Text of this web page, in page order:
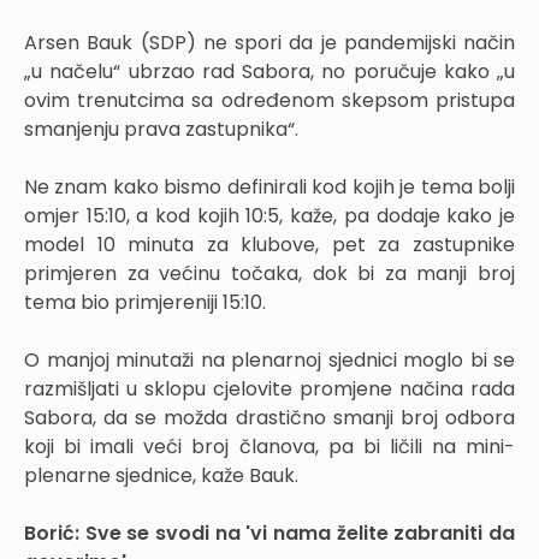
Arsen Bauk (SDP) ne spori da je pandemijski način
„u načelu“ ubrzao rad Sabora, no poručuje kako „u
ovim trenutcima sa određenom skepsom pristupa
smanjenju prava zastupnika“.
Ne znam kako bismo definirali kod kojih je tema bolji
omjer 15:10, a kod kojih 10:5, kaže, pa dodaje kako je
model 10 minuta za klubove, pet za zastupnike
primjeren za većinu točaka, dok bi za manji broj
tema bio primjereniji 15:10.
O manjoj minutaži na plenarnoj sjednici moglo bi se
razmišljati u sklopu cjelovite promjene načina rada
Sabora, da se možda drastično smanji broj odbora
koji bi imali veći broj članova, pa bi ličili na mini-
plenarne sjednice, kaže Bauk.
Borić: Sve se svodi na 'vi nama želite zabraniti da